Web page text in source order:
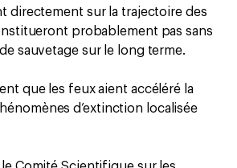
directement sur la trajectoire des
probablement pas sans
sauvetage sur le long terme.
que les feux aient accéléré la
d’extinction localisée